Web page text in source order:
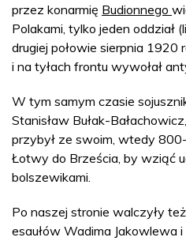
przez konarmię Budionnego
Polakami, tylko jeden oddział
drugiej połowie sierpnia 1920
i na tyłach frontu wywołał
W tym samym czasie
Stanisław Bułak-
przybył ze swoim, wtedy
Łotwy do Brześcia, by wziąć
bolszewikami.
Po naszej stronie walczyły
esaułów Wadima Jakowlewa